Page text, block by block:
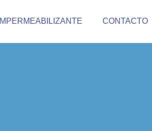
IMPERMEABILIZANTE CONTACTO